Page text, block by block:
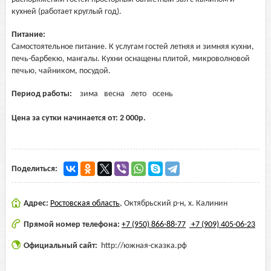
кухней (работает круглый год).
Питание:
Самостоятельное питание. К услугам гостей летняя и зимняя кухни,
печь-барбекю, мангалы. Кухни оснащены плитой, микроволновой
печью, чайником, посудой.
Период работы: зима весна лето осень
Цена за сутки начинается от: 2 000р.
Поделиться:
Адрес: Ростовская область, Октябрьский р-н, х. Калинин
Прямой номер телефона: +7 (950) 866-88-77 +7 (909) 405-06-23
Официальный сайт: http://южная-сказка.рф